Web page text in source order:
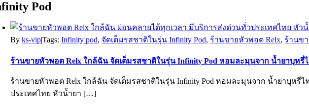
Pod
Byks-vip|Tags:Infinity pod, จัดเต็มรสชาติในรุ่น Infinity Pod, ร้านขายหัวพอต Relx, ร้านข
ร้านขายหัวพอต Relx ใกล้ฉัน จัดเต็มรสชาติในรุ่น Infinity Pod หอมละมุนจาก น้ำยาบุหรี่
ร้านขายหัวพอต Relx ใกล้ฉัน จัดเต็มรสชาติในรุ่น Infinity Pod หอมละมุนจาก น้ำยาบุหรี่
ประเทศไทย หัวน้ำยา […]